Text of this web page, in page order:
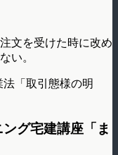
文を受けた時に改め
い。
「取引態様の明
グ宅建講座「ま